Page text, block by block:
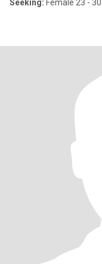
Seeking: Female 23 - 30